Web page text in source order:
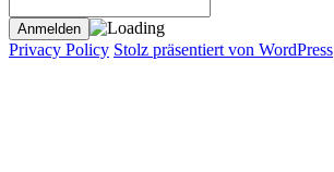
Privacy Policy Stolz präsentiert von WordPress